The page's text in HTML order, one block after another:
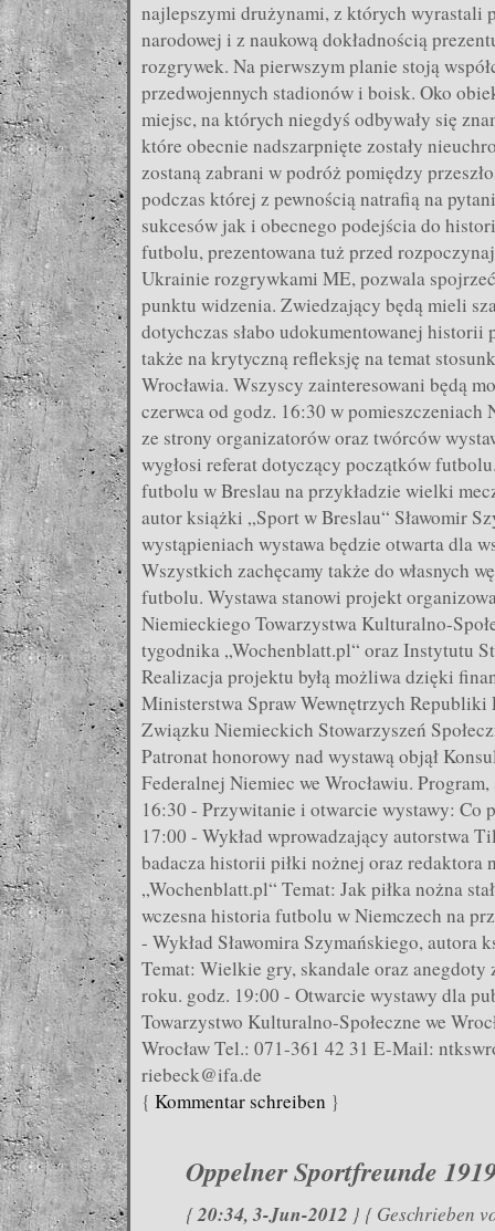
najlepszymi drużynami, z których wyrastali
narodowej i z naukową dokładnością
rozgrywek. Na pierwszym planie stoją
przedwojennych stadionów i boisk. Oko
miejsc, na których niegdyś odbywały się
które obecnie nadszarpnięte zostały
zostaną zabrani w podróż pomiędzy
podczas której z pewnością natrafią na
sukcesów jak i obecnego podejścia do
futbolu, prezentowana tuż przed
Ukrainie rozgrywkami ME, pozwala
punktu widzenia. Zwiedzający będą mieli
dotychczas słabo udokumentowanej historii
także na krytyczną refleksję na temat
Wrocławia. Wszyscy zainteresowani będą
czerwca od godz. 16:30 w pomieszczeniach
ze strony organizatorów oraz twórców
wygłosi referat dotyczący początków
futbolu w Breslau na przykładzie wielki
autor książki „Sport w Breslau“ Sławomir
wystąpieniach wystawa będzie otwarta dla
Wszystkich zachęcamy także do własnych
futbolu. Wystawa stanowi projekt
Niemieckiego Towarzystwa Kulturalno-
tygodnika „Wochenblatt.pl“ oraz Instytutu
Realizacja projektu byłą możliwa dzięki
Ministerstwa Spraw Wewnętrzych Republiki
Związku Niemieckich Stowarzyszeń
Patronat honorowy nad wystawą objął
Federalnej Niemiec we Wrocławiu.
16:30 - Przywitanie i otwarcie wystawy: Co
17:00 - Wykład wprowadzający autorstwa
badacza historii piłki nożnej oraz redaktora
„Wochenblatt.pl“ Temat: Jak piłka nożna
wczesna historia futbolu w Niemczech na
- Wykład Sławomira Szymańskiego, autora
Temat: Wielkie gry, skandale oraz
roku. godz. 19:00 - Otwarcie wystawy dla
Towarzystwo Kulturalno-Społeczne we
Wrocław Tel.: 071-361 42 31 E-Mail:
riebeck@ifa.de
{ Kommentar schreiben }
Oppelner Sportfreunde
{20:34, 3-Jun-2012 } { Geschrieben